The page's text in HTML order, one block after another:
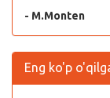
- M.Monten
Eng ko'p